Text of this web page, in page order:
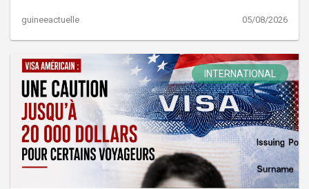
guineeactuelle 05/08/2026
INTERNATIONAL